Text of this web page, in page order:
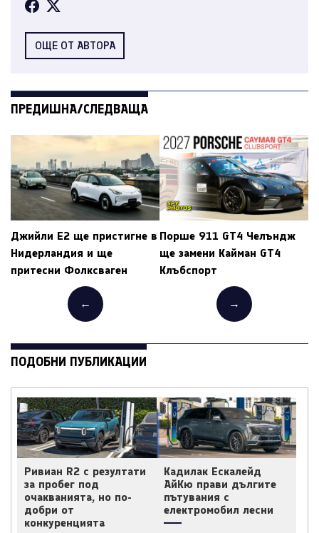
ОЩЕ ОТ АВТОРА
ПРЕДИШНА/СЛЕДВАЩА
Джийли E2 ще пристигне в
Нидерландия и ще
притесни Фолксваген
←
Порше 911 GT4 Челъндж
ще замени Кайман GT4
Клъбспорт
→
ПОДОБНИ ПУБЛИКАЦИИ
Ривиан R2 с резултати
за пробег под
очакванията, но по-
добри от
конкуренцията
Кадилак Ескалейд
АйКю прави дългите
пътувания с
електромобил лесни